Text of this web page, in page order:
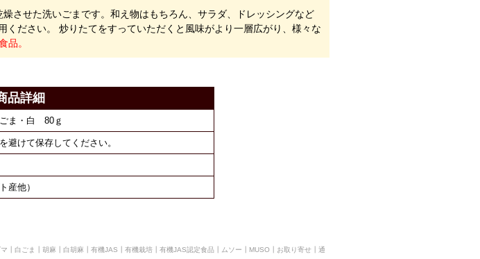
させた洗いごまです。和え物はもちろん、サラダ、ドレッシングなど
ください。 炒りたてをすっていただくと風味がより一層広がり、様々な
品。
品詳細
ま・白 80ｇ
避けて保存してください。
産他）
┃白ごま┃胡麻┃白胡麻┃有機JAS┃有機栽培┃有機JAS認定食品┃ムソー┃MUSO┃お取り寄せ┃通